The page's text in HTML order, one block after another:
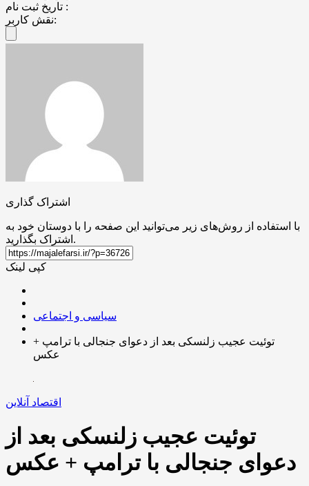
تاریخ ثبت نام :
نقش کاربر:
اشتراک گذاری
با استفاده از روش‌های زیر می‌توانید این صفحه را با دوستان خود به
اشتراک بگذارید.
کپی لینک
سیاسی و اجتماعی
توئیت عجیب زلنسکی بعد از دعوای جنجالی با ترامپ +
عکس
اقتصاد آنلاین
توئیت عجیب زلنسکی بعد از
دعوای جنجالی با ترامپ + عکس